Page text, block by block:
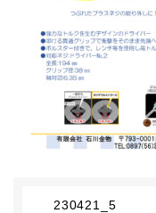
230421_5